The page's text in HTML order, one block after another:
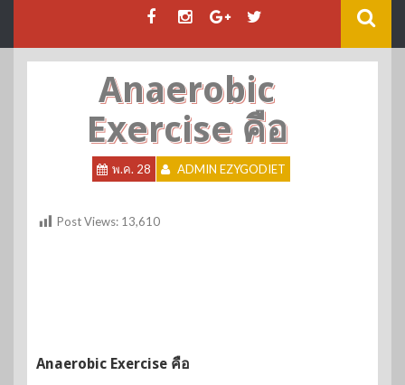
Anaerobic
Exercise คือ
พ.ค. 28 ADMIN EZYGODIET
Post Views: 13,610
Anaerobic Exercise คือ